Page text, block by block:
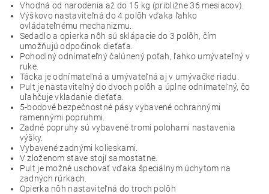
Vhodná od narodenia až do 15 kg (približne 36 mesiacov).
Výškovo nastaviteľná do 4 polôh vďaka ľahko
ovládateľnému mechanizmu.
Sedadlo a opierka nôh sú sklápacie do 3 polôh, čím
umožňujú odpočinok dieťaťa.
Pohodlný odnímateľný čalúnený poťah, ľahko umývateľný v
ruke.
Tácka je odnímateľná a umývateľná aj v umývačke riadu.
Pult je nastaviteľný do dvoch polôh a úplne odnímateľný, čo
uľahčuje vkladanie dieťaťa.
5-bodové bezpečnostné pásy vybavené ochrannými
ramennými popruhmi.
Zadné popruhy sú vybavené tromi polohami nastavenia
výšky.
Vybavené zadnými kolieskami.
V zloženom stave stojí samostatne.
Pult je možné uschovať vďaka špeciálnym úchytom na
zadných rúrkach.
Opierka nôh nastaviteľná do troch polôh